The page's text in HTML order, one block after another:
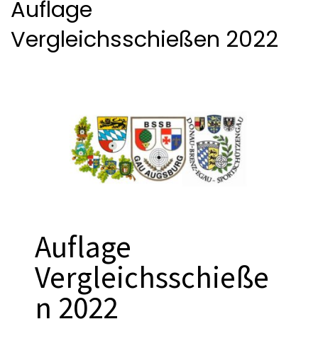
Auflage
Vergleichsschießen 2022
Auflage
Vergleichsschieße
n 2022